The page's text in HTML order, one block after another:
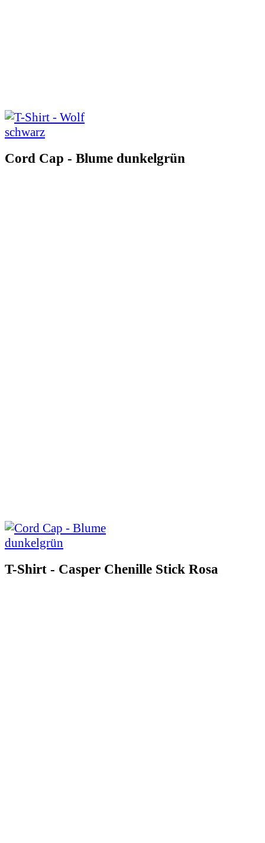
Cord Cap - Blume dunkelgrün
T-Shirt - Casper Chenille Stick Rosa